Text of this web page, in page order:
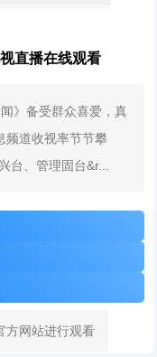
直播在线观看
》备受群众喜爱，真
频道收视率节节攀
台、管理固台&r...
方网站进行观看